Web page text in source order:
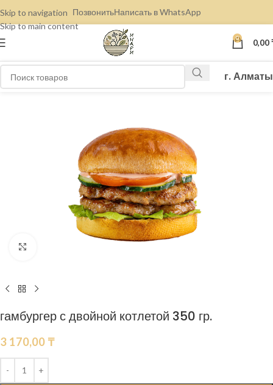
Skip to navigation
Skip to main content
ПозвонитьНаписать в WhatsApp
0 0,00
г. Алматы
гамбургер с двойной котлетой 350 гр.
3 170,00 ₸